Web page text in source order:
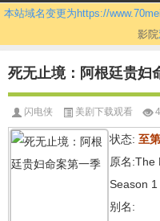
本站域名变更为https://
影院
死无止境：阿根廷贵妇
闪电侠 美剧下载观看
状态: 至
原名:The
Season 1
别名: